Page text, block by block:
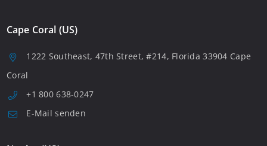
Cape Coral (US)
1222 Southeast, 47th Street, #214, Florida 33904 Cape
Coral
+1 800 638-0247
E-Mail senden